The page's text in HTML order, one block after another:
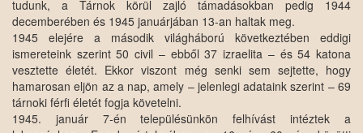
tudunk, a Tárnok körül zajló támadásokban pedig 1944
decemberében és 1945 januárjában 13-an haltak meg.
1945 elejére a második világháború következtében eddigi
ismereteink szerint 50 civil – ebből 37 izraelita – és 54 katona
vesztette életét. Ekkor viszont még senki sem sejtette, hogy
hamarosan eljön az a nap, amely – jelenlegi adataink szerint – 69
tárnoki férfi életét fogja követelni.
1945. január 7-én településünkön felhívást intéztek a